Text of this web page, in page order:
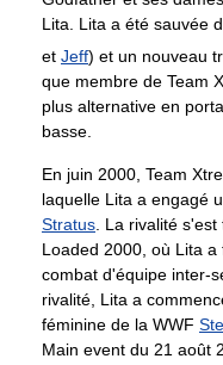
Lita. Lita a été sauvée
et Jeff) et un nouveau
que membre de Team
plus alternative en
basse.
En juin 2000, Team
laquelle Lita a engagé
Stratus . La rivalité
Loaded 2000, où Lita
combat d'équipe inter-
rivalité, Lita a
féminine de la WWF
Main event du 21 août